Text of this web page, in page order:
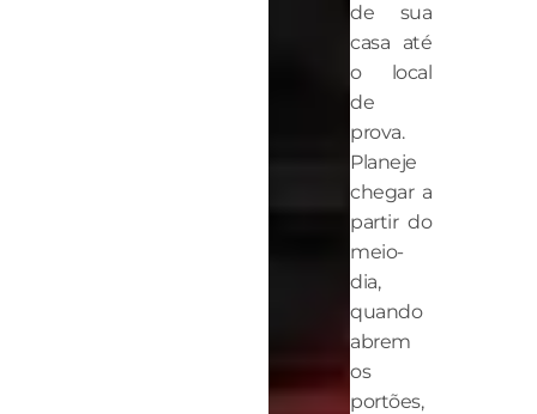
de sua
casa até
o local
de
prova.
Planeje
chegar a
partir do
meio-
dia,
quando
abrem
os
portões,